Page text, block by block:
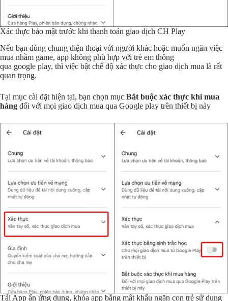
Xác thực bảo mật trước khi thanh toán giao dịch CH Play
Nếu bạn dùng chung điện thoại với người khác hoặc muốn ngăn việc
mua nhầm game, app không phù hợp với trẻ em thông
qua google play, thì việc bật chế độ xác thực cho giao dịch mua là rất
quan trọng.
Tại mục cài đặt hiện tại, bạn chọn mục Bắt buộc xác thực khi mua
hàng đối với mọi giao dịch mua qua Google play trên thiết bị này
Tải App ẩn ứng dụng, khóa app bằng mật khẩu ngăn con trẻ sử dụng